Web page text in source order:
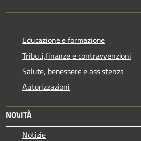
Educazione e formazione
Tributi,finanze e contravvenzioni
Salute, benessere e assistenza
Autorizzazioni
NOVITÀ
Notizie